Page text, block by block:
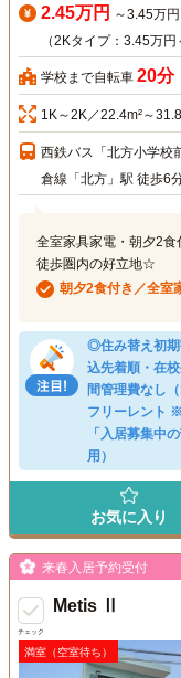
2.45万円 ～3.45万円
（2Kタイプ：3.45万円
学校まで自転車 20分
1K～2K／22.4m²～
西鉄バス「北方小学校
倉線「北方」駅 徒歩6
全室家具家電・朝夕2
徒歩圏内の好立地☆
朝夕2食付き／全室
◎住み替え初
込先着順・在
間管理費なし
フリーレント
「入居募集中
用）
お気に入り
チェック
来春入居予約受付
Metis Ⅱ
満室（空室待ち）